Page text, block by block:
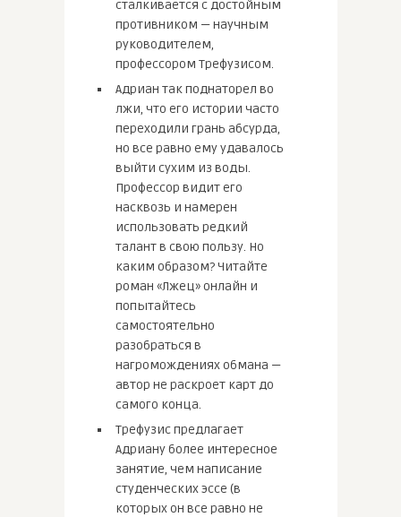
сталкивается с достойным
противником — научным
руководителем,
профессором Трефузисом.
Адриан так поднаторел во
лжи, что его истории часто
переходили грань абсурда,
но все равно ему удавалось
выйти сухим из воды.
Профессор видит его
насквозь и намерен
использовать редкий
талант в свою пользу. Но
каким образом? Читайте
роман «Лжец» онлайн и
попытайтесь
самостоятельно
разобраться в
нагромождениях обмана —
автор не раскроет карт до
самого конца.
Трефузис предлагает
Адриану более интересное
занятие, чем написание
студенческих эссе (в
которых он все равно не